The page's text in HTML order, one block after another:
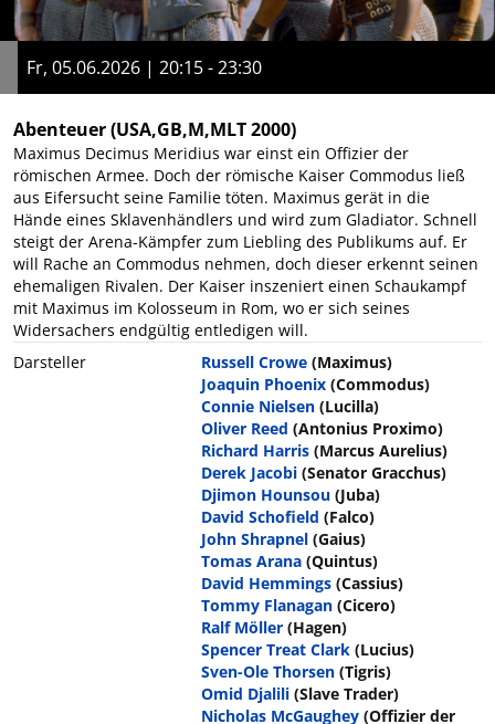
Fr, 05.06.2026 | 20:15 - 23:30
Abenteuer(USA,GB,M,MLT 2000)
Maximus Decimus Meridius war einst ein Offizier der
römischen Armee. Doch der römische Kaiser Commodus ließ
aus Eifersucht seine Familie töten. Maximus gerät in die
Hände eines Sklavenhändlers und wird zum Gladiator. Schnell
steigt der Arena-Kämpfer zum Liebling des Publikums auf. Er
will Rache an Commodus nehmen, doch dieser erkennt seinen
ehemaligen Rivalen. Der Kaiser inszeniert einen Schaukampf
mit Maximus im Kolosseum in Rom, wo er sich seines
Widersachers endgültig entledigen will.
Darsteller
Russell Crowe (Maximus)
Joaquin Phoenix (Commodus)
Connie Nielsen (Lucilla)
Oliver Reed (Antonius Proximo)
Richard Harris (Marcus Aurelius)
Derek Jacobi (Senator Gracchus)
Djimon Hounsou (Juba)
David Schofield (Falco)
John Shrapnel (Gaius)
Tomas Arana (Quintus)
David Hemmings (Cassius)
Tommy Flanagan (Cicero)
Ralf Möller (Hagen)
Spencer Treat Clark (Lucius)
Sven-Ole Thorsen (Tigris)
Omid Djalili (Slave Trader)
Nicholas McGaughey (Offizier der